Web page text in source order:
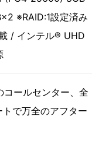
※RAID:1設定済み
/ インテル® UHD
ールセンター、全
で万全のアフター